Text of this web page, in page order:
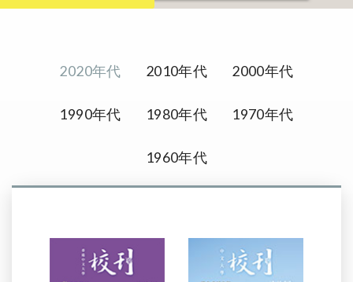
2020年代 2010年代 2000年代
1990年代 1980年代 1970年代
1960年代